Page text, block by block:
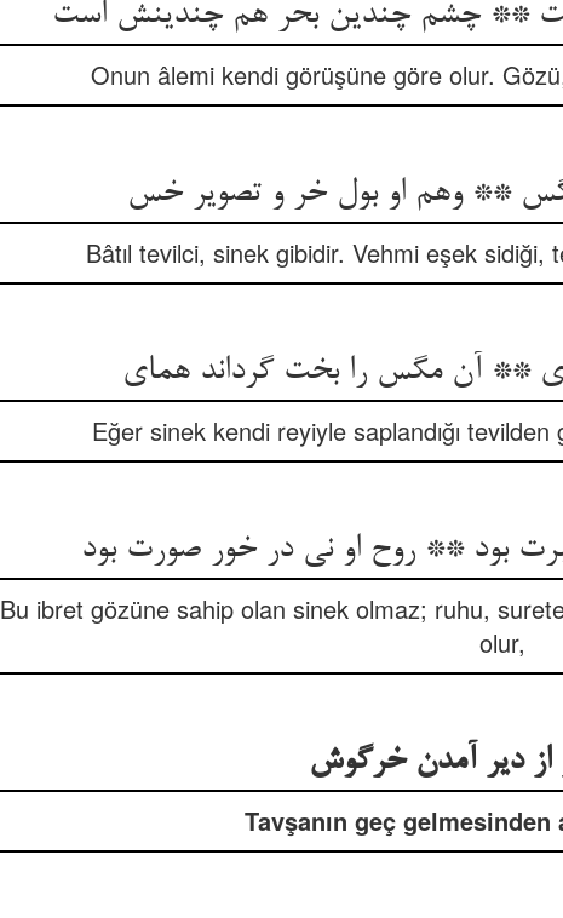
Onun âlemi kendi görüşüne göre olur.
Bâtıl tevilci, sinek gibidir. Vehmi eşek
Eğer sinek kendi reyiyle saplandığı
بود ** روح او نی در خور صورت بود
Bu ibret gözüne sahip olan sinek olmaz; ruhu,
olur,
Tavşanın geç